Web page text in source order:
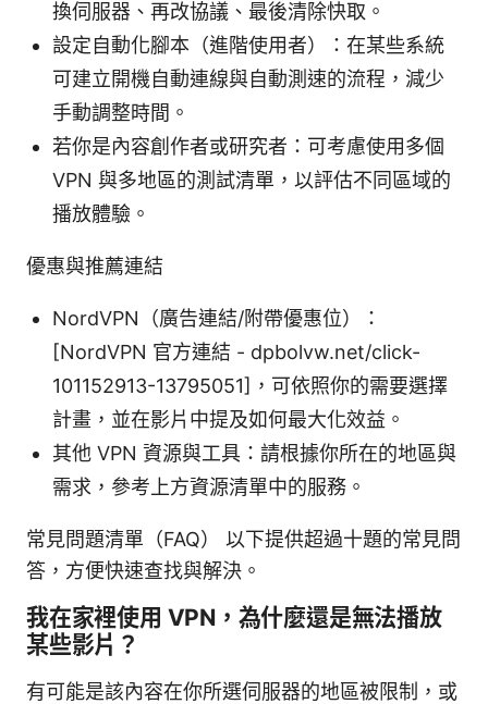
換伺服器、再改協議、最後清除快取。
設定自動化腳本（進階使用者）：在某些系統
可建立開機自動連線與自動測速的流程，減少
手動調整時間。
若你是內容創作者或研究者：可考慮使用多個
VPN 與多地區的測試清單，以評估不同區域的
播放體驗。
優惠與推薦連結
NordVPN（廣告連結/附帶優惠位）：
[NordVPN 官方連結 - dpbolvw.net/click-
101152913-13795051]，可依照你的需要選擇
計畫，並在影片中提及如何最大化效益。
其他 VPN 資源與工具：請根據你所在的地區與
需求，參考上方資源清單中的服務。
常見問題清單（FAQ） 以下提供超過十題的常見問
答，方便快速查找與解決。
我在家裡使用 VPN，為什麼還是無法播放
某些影片？
有可能是該內容在你所選伺服器的地區被限制，或